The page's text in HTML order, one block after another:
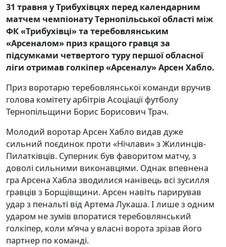
31 травня у Трибухівцях перед календарним
матчем чемпіонату Тернопільської області між
ФК «Трибухівці» та теребовлянським
«Арсеналом» приз кращого гравця за
підсумками четвертого туру першої обласної
ліги отримав голкіпер «Арсеналу» Арсен Хабло.
Приз воротарю теребовлянської команди вручив
голова комітету арбітрів Асоціації футболу
Тернопільщини Борис Борисович Трач.
Молодий воротар Арсен Хабло видав дуже
сильний поєдинок проти «Нічлави» з Жилинців-
Пилатківців. Суперник був фаворитом матчу, з
доволі сильними виконавцями. Однак впевнена
гра Арсена Хабла зводилися нанівець всі зусилля
гравців з Борщівщини. Арсен навіть парирував
удар з пенальті від Артема Лукаша. І лише з одним
ударом не зумів впоратися теребовлянський
голкіпер, коли м’яча у власні ворота зрізав його
партнер по команді.